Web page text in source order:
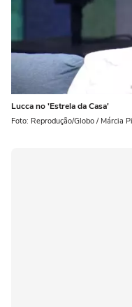
Lucca no 'Estrela da Casa'
Foto: Reprodução/Globo / Márcia